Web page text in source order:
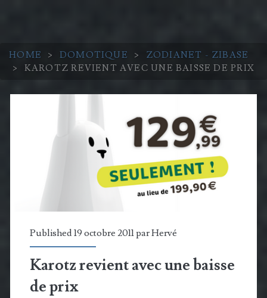
HOME > DOMOTIQUE >
ZODIANET - ZIBASE
>
KAROTZ REVIENT AVEC UNE BAISSE DE PRIX
Published 19 octobre 2011 parHervé
Karotz revient avec une baisse
de prix